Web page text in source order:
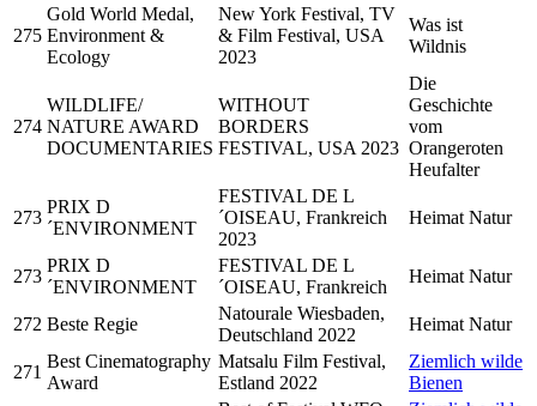
275
Gold World Medal,
Environment &
Ecology
New York Festival, TV
& Film Festival, USA
2023
Was ist
Wildnis
274
WILDLIFE/
NATURE AWARD
DOCUMENTARIES
WITHOUT
BORDERS
FESTIVAL, USA 2023
Die
Geschichte
vom
Orangeroten
Heufalter
273
PRIX D
´ENVIRONMENT
FESTIVAL DE L
´OISEAU, Frankreich
2023
Heimat Natur
273
PRIX D
´ENVIRONMENT
FESTIVAL DE L
´OISEAU, Frankreich
Heimat Natur
272 Beste Regie
Natourale Wiesbaden,
Deutschland 2022
Heimat Natur
271
Best Cinematography
Award
Matsalu Film Festival,
Estland 2022
Ziemlich wilde
Bienen